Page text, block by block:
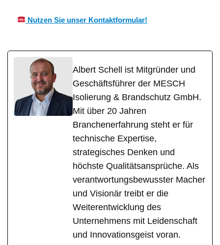
Nutzen Sie unser Kontaktformular!
Albert Schell ist Mitgründer und
Geschäftsführer der MESCH
Isolierung & Brandschutz GmbH.
Mit über 20 Jahren
Branchenerfahrung steht er für
technische Expertise,
strategisches Denken und
höchste Qualitätsansprüche. Als
verantwortungsbewusster Macher
und Visionär treibt er die
Weiterentwicklung des
Unternehmens mit Leidenschaft
und Innovationsgeist voran.